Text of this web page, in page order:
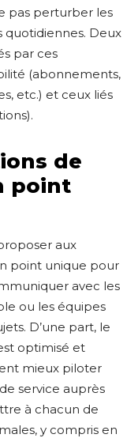
pas perturber les
quotidiennes. Deux
par ces
(abonnements,
etc.) et ceux liés
de
point
aux
point unique pour
avec les
ou les équipes
D’une part, le
optimisé et
mieux piloter
service auprès
à chacun de
y compris en